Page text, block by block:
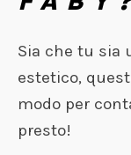
Sia che tu sia
estetico,
modo per
presto!